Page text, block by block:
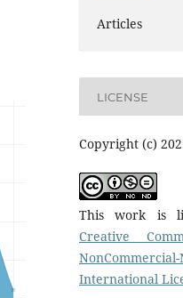
Articles
LICENSE
Copyright (c)
This work is
Creative
International